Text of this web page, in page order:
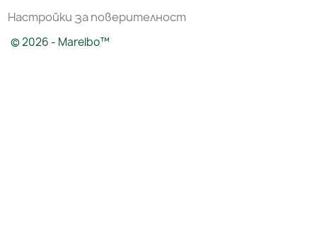
Настройки за поверителност
© 2026 - Marelbo™